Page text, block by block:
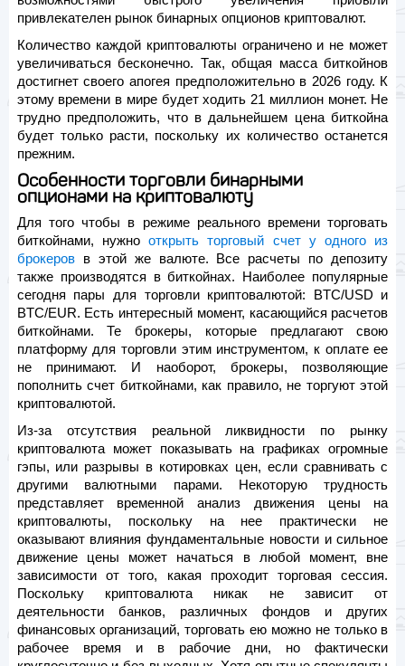
привлекателен рынок бинарных опционов криптовалют.
Количество каждой криптовалюты ограничено и не может
увеличиваться бесконечно. Так, общая масса биткойнов
достигнет своего апогея предположительно в 2026 году. К
этому времени в мире будет ходить 21 миллион монет. Не
трудно предположить, что в дальнейшем цена биткойна
будет только расти, поскольку их количество останется
прежним.
Особенности торговли бинарными
опционами на криптовалюту
Для того чтобы в режиме реального времени торговать
биткойнами, нужнооткрыть торговый счет у одного из
брокеровв этой же валюте. Все расчеты по депозиту
также производятся в биткойнах. Наиболее популярные
сегодня пары для торговли криптовалютой: BTC/USD и
BTC/EUR. Есть интересный момент, касающийся расчетов
биткойнами. Те брокеры, которые предлагают свою
платформу для торговли этим инструментом, к оплате ее
не принимают. И наоборот, брокеры, позволяющие
пополнить счет биткойнами, как правило, не торгуют этой
криптовалютой.
Из-за отсутствия реальной ликвидности по рынку
криптовалюта может показывать на графиках огромные
гэпы, или разрывы в котировках цен, если сравнивать с
другими валютными парами. Некоторую трудность
представляет временной анализ движения цены на
криптовалюты, поскольку на нее практически не
оказывают влияния фундаментальные новости и сильное
движение цены может начаться в любой момент, вне
зависимости от того, какая проходит торговая сессия.
Поскольку криптовалюта никак не зависит от
деятельности банков, различных фондов и других
финансовых организаций, торговать ею можно не только в
рабочее время и в рабочие дни, но фактически